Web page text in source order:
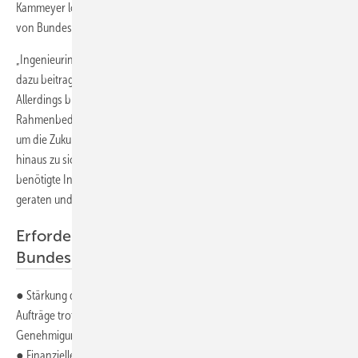
Kammeyer lobte erneut ausdrücklich die bisherigen Hilfsmaßnahmen
von Bundesregierung und Ländern. Er betonte aber auch:
„Ingenieurinnen und Ingenieure stehen bereit und wollen ihren Teil
dazu beitragen, den Konjunkturmotor wieder in Gang zu bringen.
Allerdings brauchen sie dafür die erforderlichen verlässlichen
Rahmenbedingungen. Deshalb muss jetzt alles dafür getan werden,
um die Zukunft der planenden Berufe über die kommenden Monate
hinaus zu sichern und gleichzeitig dafür zu sorgen, dass dringend
benötigte Infrastruktur- und Hochbauprojekte nicht ins Stocken
geraten und der Klimaschutz weiter vorangetrieben wird.“
Erforderliche Maßnahmen aus Sicht der
Bundesingenieurkammer sind u. a.:
● Stärkung der öffentlichen und gewerblichen Auftraggeber, damit
Aufträge trotz der Coronavirus-Krise weiter ausgelöst werden können.
Genehmigungen, Zahlungsflüsse, etc. müssen gewährleistet bleiben.
● Finanzielle Hilfen von Bund, Ländern und Gemeinden müssen auch